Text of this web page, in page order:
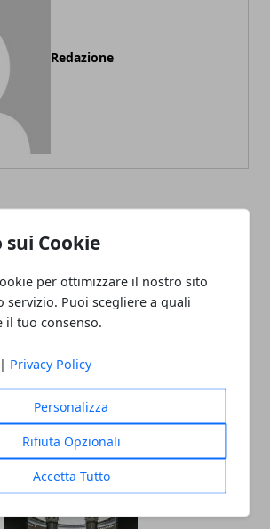
sui Cookie
per ottimizzare il nostro sito
servizio. Puoi scegliere a quali
il tuo consenso.
| Privacy Policy
Personalizza
Rifiuta Opzionali
Accetta Tutto
Redazione
la Lombardia tiene il
scenario del Real Estate